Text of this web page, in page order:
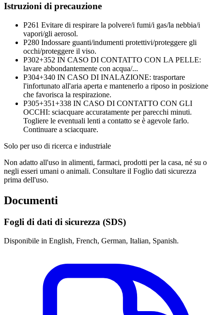
Istruzioni di precauzione
P261 Evitare di respirare la polvere/i fumi/i gas/la nebbia/i
vapori/gli aerosol.
P280 Indossare guanti/indumenti protettivi/proteggere gli
occhi/proteggere il viso.
P302+352 IN CASO DI CONTATTO CON LA PELLE:
lavare abbondantemente con acqua/...
P304+340 IN CASO DI INALAZIONE: trasportare
l'infortunato all'aria aperta e mantenerlo a riposo in posizione
che favorisca la respirazione.
P305+351+338 IN CASO DI CONTATTO CON GLI
OCCHI: sciacquare accuratamente per parecchi minuti.
Togliere le eventuali lenti a contatto se è agevole farlo.
Continuare a sciacquare.
Solo per uso di ricerca e industriale
Non adatto all'uso in alimenti, farmaci, prodotti per la casa, né su o
negli esseri umani o animali. Consultare il Foglio dati sicurezza
prima dell'uso.
Documenti
Fogli di dati di sicurezza (SDS)
Disponibile in English, French, German, Italian, Spanish.